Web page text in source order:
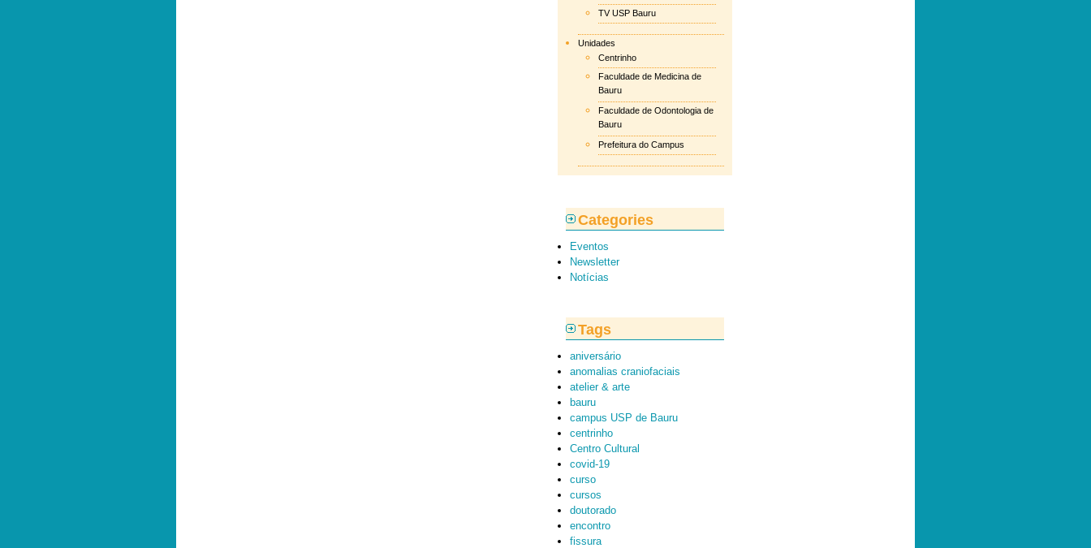
TV USP Bauru
Unidades
Centrinho
Faculdade de Medicina de
Bauru
Faculdade de Odontologia de
Bauru
Prefeitura do Campus
Categories
Eventos
Newsletter
Notícias
Tags
aniversário
anomalias craniofaciais
atelier & arte
bauru
campus USP de Bauru
centrinho
Centro Cultural
covid-19
curso
cursos
doutorado
encontro
fissura